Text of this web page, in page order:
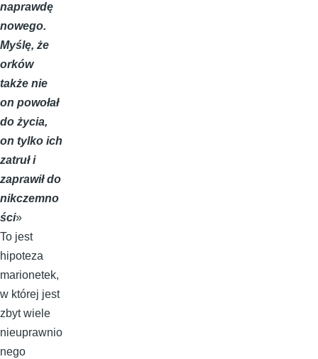
naprawdę
nowego.
Myślę, że
orków
także nie
on powołał
do życia,
on tylko ich
zatruł i
zaprawił do
nikczemno
ści»
To jest
hipoteza
marionetek,
w której jest
zbyt wiele
nieuprawnio
nego